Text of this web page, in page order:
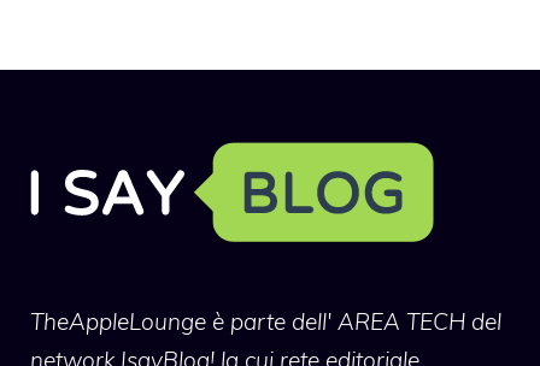
TheAppleLounge è parte dell' AREA TECH del
network IsayBlog! la cui rete editoriale